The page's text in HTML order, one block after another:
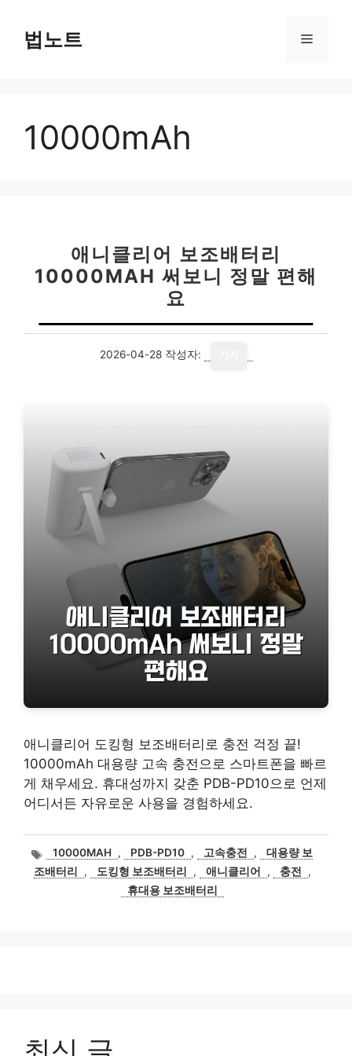
법노트 메
10000mAh
애니클리어 보조배터리
10000MAH 써보니 정말 편해
요
2026-04-28 작성자:
애니클리어 도킹형 보조배터리로 충전 걱정 끝!
10000mAh 대용량 고속 충전으로 스마트폰을 빠르
게 채우세요. 휴대성까지 갖춘 PDB-PD10으로 언제
어디서든 자유로운 사용을 경험하세요.
태
그
10000MAH , PDB-PD10 , 고속충전 ,
대용량 보
조배터리
, 도킹형 보조배터리 , 애니클리어 , 충전
,
휴대용 보조배터리